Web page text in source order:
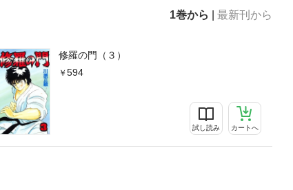
1巻から 最新刊から
修羅の門（３）
594
試し読み カートへ